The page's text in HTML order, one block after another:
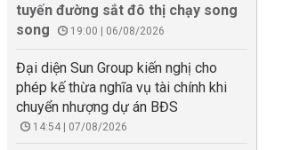
tuyến đường sắt đô thị chạy song
song
19:00 | 06/08/2026
Đại diện Sun Group kiến nghị cho
phép kế thừa nghĩa vụ tài chính khi
chuyển nhượng dự án BĐS
14:54 | 07/08/2026